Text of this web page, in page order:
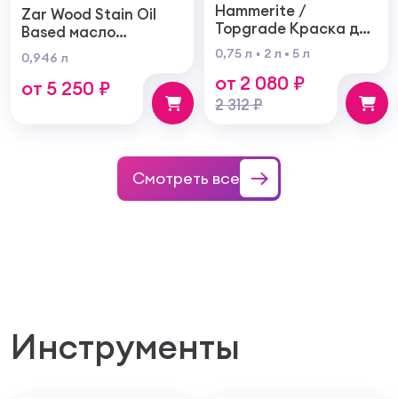
Zar Wood Stain Oil
Based масло
тонирующая по
дереву
0,946 л
от 5 250 ₽
Hammerite /
Topgrade Краска для
металла с
молотковым
эффектом
0,75 л 2 л 5 л
от 2 080 ₽
2 312 ₽
Смотреть все
Инструменты